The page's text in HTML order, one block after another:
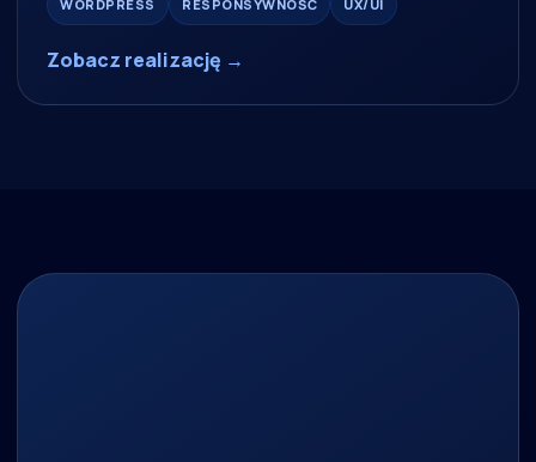
WORDPRESS RESPONSYWNOŚĆ UX/UI
Zobacz realizację →